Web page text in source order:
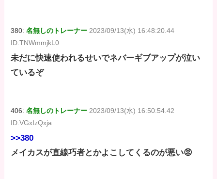
380:名無しのトレーナー 2023/09/13(水) 16:48:20.44
ID:TNWmmjkL0
未だに快速使われるせいでネバーギブアップが泣い
ているぞ
406:名無しのトレーナー 2023/09/13(水) 16:50:54.42
ID:VGxIzQxja
>>380
メイカスが直線巧者とかよこしてくるのが悪い😡